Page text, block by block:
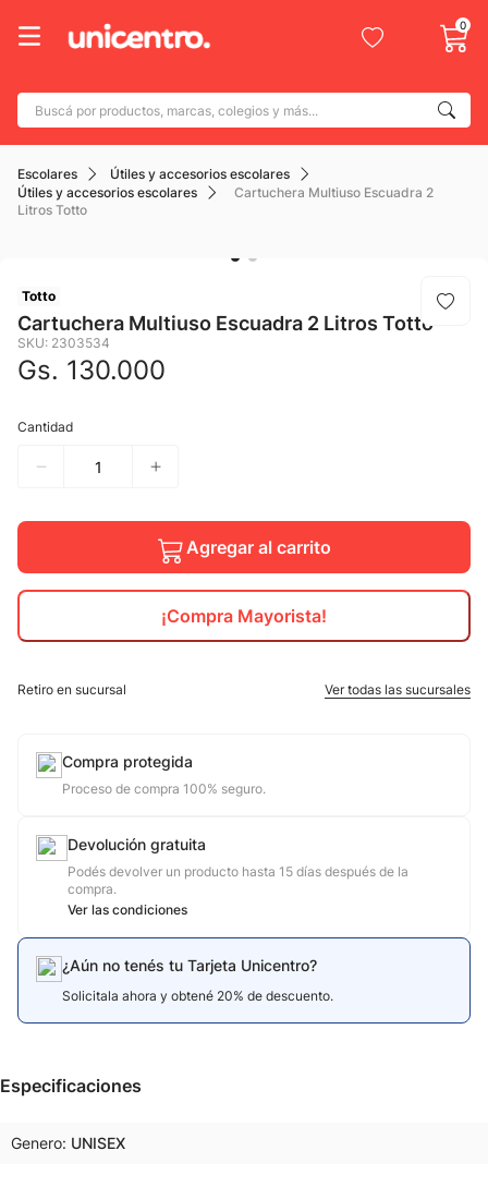
0
Buscá por productos, marcas, colegios y más...
Escolares
Útiles y accesorios escolares
Útiles y accesorios escolares
Cartuchera Multiuso Escuadra 2
Litros Totto
Totto
Cartuchera Multiuso Escuadra 2 Litros Totto
SKU: 2303534
Gs. 130.000
Cantidad
Agregar al carrito
¡Compra Mayorista!
Retiro en sucursal Ver todas las sucursales
Compra protegida
Proceso de compra 100% seguro.
Devolución gratuita
Podés devolver un producto hasta 15 días después de la
compra.
Ver las condiciones
¿Aún no tenés tu Tarjeta Unicentro?
Solicitala ahora y obtené 20% de descuento.
Especificaciones
Genero UNISEX
Términos más buscados
1. adidas
2 . champion
4
5. botin
6. caterpillar
10. jdy